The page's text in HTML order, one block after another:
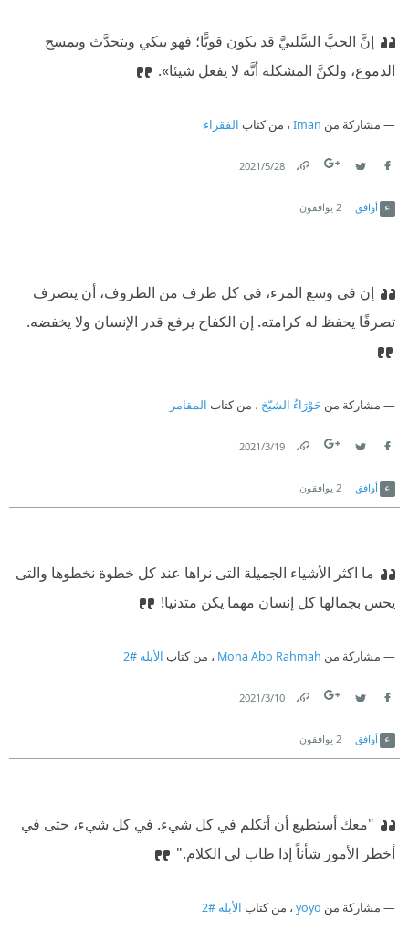
إنَّ الحبَّ السَّلبيَّ قد يكون قويًّا؛ فهو يبكي ويتحدَّث ويمسح
الدموع، ولكنَّ المشكلة أنَّه لا يفعل شيئا».
مشاركة من Iman ، من كتاب الفقراء
28‏/5‏/2021
أوافق 2 يوافقون
إن في وسع المرء، في كل ظرف من الظروف، أن يتصرف
تصرفًا يحفظ له كرامته. إن الكفاح يرفع قدر الإنسان ولا يخفضه.
مشاركة من حَوْرَاءُ الشيّخ ، من كتاب المقامر
19‏/3‏/2021
أوافق 2 يوافقون
ما اكثر الأشياء الجميلة التى نراها عند كل خطوة نخطوها والتى
يحس بجمالها كل إنسان مهما يكن متدنيا!
مشاركة من Mona Abo Rahmah ، من كتاب الأبله #2
10‏/3‏/2021
أوافق 2 يوافقون
"معك أستطيع أن أتكلم في كل شيء. في كل شيء، حتى في
أخطر الأمور شأناً إذا طاب لي الكلام."
مشاركة من yoyo ، من كتاب الأبله #2